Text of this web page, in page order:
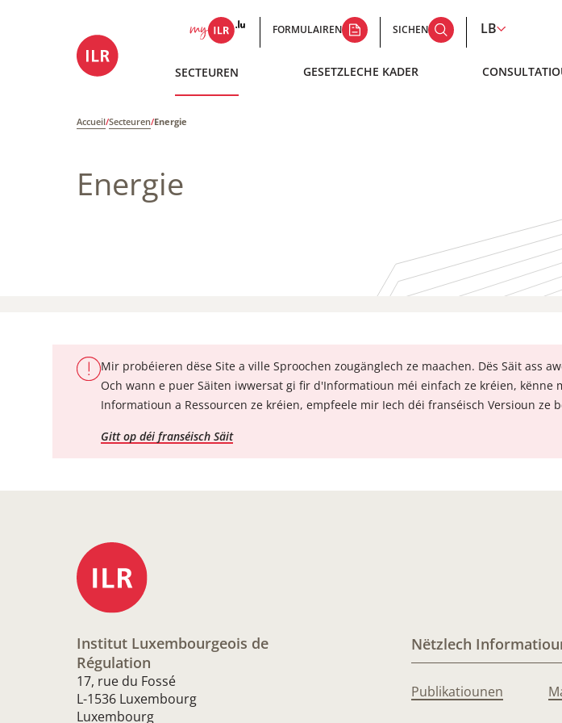
FORMULAIREN SICHEN LB
SECTEUREN GESETZLECHE KADER
Accueil/Secteuren/Energie
Energie
Mir probéieren dëse Site a ville Sproochen zougänglech ze maachen. Dës Säit ass
Och wann e puer Säiten iwwersat gi fir d'Informatioun méi einfach ze kréien,
Informatioun a Ressourcen ze kréien, empfeele mir Iech déi franséisch Versioun ze
Gitt op déi franséisch Säit
Institut Luxembourgeois de
Régulation
17, rue du Fossé
L-1536 Luxembourg
Luxembourg
Nëtzlech
Publikatiounen